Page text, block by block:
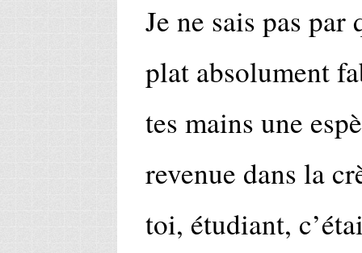
Je ne sais pas
plat absolument
tes mains une
revenue dans la
toi, étudiant,